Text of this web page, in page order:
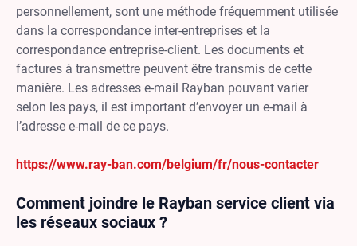
personnellement, sont une méthode fréquemment utilisée
dans la correspondance inter-entreprises et la
correspondance entreprise-client. Les documents et
factures à transmettre peuvent être transmis de cette
manière. Les adresses e-mail Rayban pouvant varier
selon les pays, il est important d’envoyer un e-mail à
l’adresse e-mail de ce pays.
https://www.ray-ban.com/belgium/fr/nous-contacter
Comment joindre le Rayban service client via
les réseaux sociaux ?